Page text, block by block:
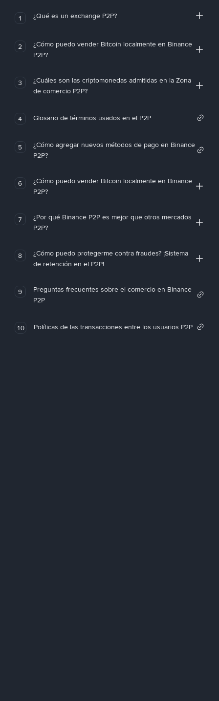
1 ¿Qué es un exchange P2P?
2
¿Cómo puedo vender Bitcoin localmente en Binance
P2P?
3
¿Cuáles son las criptomonedas admitidas en la Zona
de comercio P2P?
4 Glosario de términos usados en el P2P
5
¿Cómo agregar nuevos métodos de pago en Binance
P2P?
6
¿Cómo puedo vender Bitcoin localmente en Binance
P2P?
7
¿Por qué Binance P2P es mejor que otros mercados
P2P?
8
¿Cómo puedo protegerme contra fraudes? ¡Sistema
de retención en el P2P!
9
Preguntas frecuentes sobre el comercio en Binance
P2P
10 Políticas de las transacciones entre los usuarios P2P